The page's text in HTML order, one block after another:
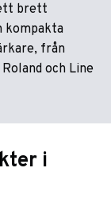
brett
kompakta
från
och Line
i